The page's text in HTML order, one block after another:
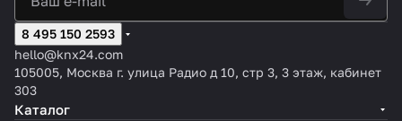
X
40
v3
inBOX 24
v3
ALLinBOX
46
8 495 150 2593
hello@knx24.com
105005, Москва г. улица Радио д 10, стр 3, 3 этаж, кабинет
303
Каталог